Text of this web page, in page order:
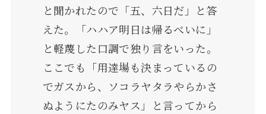
と聞かれたので「五、六日だ」と答
えた。「ハハア明日は帰るべいに」
と軽蔑した口調で独り言をいった。
ここでも「用達場も決まっているの
でガスから、ソコラヤタラやらかさ
ぬようにたのみヤス」と言ってから